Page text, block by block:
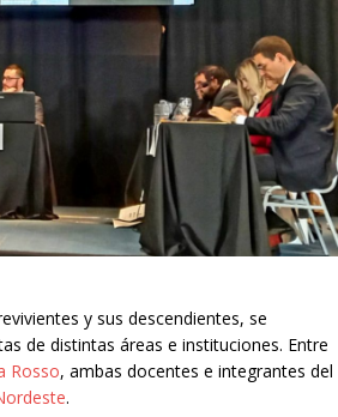
y sus descendientes, se
de distintas áreas e instituciones. Entre
Rosso, ambas docentes e integrantes del
.